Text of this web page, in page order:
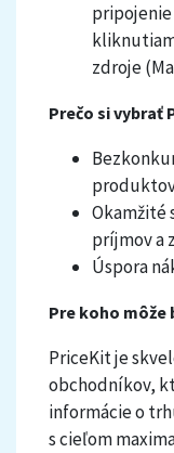
zdroje
Prečo si vybrať
Okamžité
príjmov a
Úspora
Pre koho môže
PriceKit je
obchodníkov,
informácie o
s cieľom